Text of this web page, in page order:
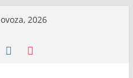
2026
prirodnim metodama